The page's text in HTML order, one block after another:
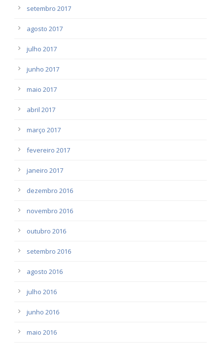
setembro 2017
agosto 2017
julho 2017
junho 2017
maio 2017
abril 2017
março 2017
fevereiro 2017
janeiro 2017
dezembro 2016
novembro 2016
outubro 2016
setembro 2016
agosto 2016
julho 2016
junho 2016
maio 2016